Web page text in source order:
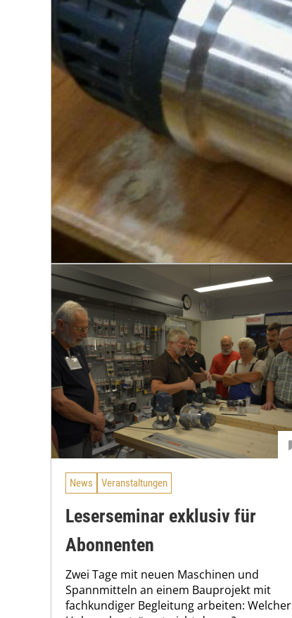
News Veranstaltungen
Leserseminar exklusiv für
Abonnenten
Zwei Tage mit neuen Maschinen und
Spannmitteln an einem Bauprojekt mit
fachkundiger Begleitung arbeiten: Welcher